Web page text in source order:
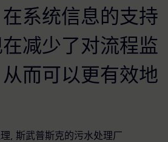
系统信息的支持
减少了对流程监
而可以更有效地
, 斯武普斯克的污水处理厂